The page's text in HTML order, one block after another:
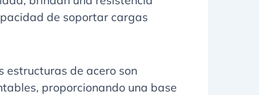
de soportar cargas
estructuras de acero son
proporcionando una base